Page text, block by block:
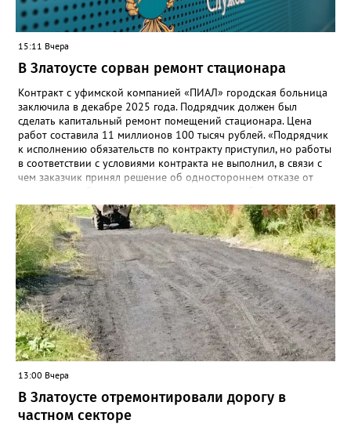
15:11 Вчера
В Златоусте сорван ремонт стационара
Контракт с уфимской компанией «ПИАЛ» городская больница
заключила в декабре 2025 года. Подрядчик должен был
сделать капитальный ремонт помещений стационара. Цена
работ составила 11 миллионов 100 тысяч рублей. «Подрядчик
к исполнению обязательств по контракту приступил, но работы
в соответствии с условиями контракта не выполнил, в связи с
чем заказчик принял решение об одностороннем отказе от
Челябинском УФАС. Антимонопольная служба приняла
решение включить ООО «ПИАЛ» в реестр недобросовестных
поставщиков. В чёрном списке уфимский подрядчик будет два
года.
13:00 Вчера
В Златоусте отремонтировали дорогу в
частном секторе